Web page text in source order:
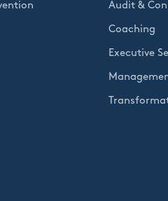
Audit &
Coaching
Executive